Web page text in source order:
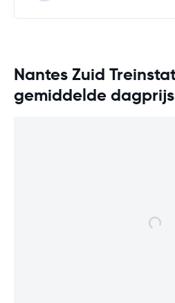
Nantes Zuid
gemiddelde